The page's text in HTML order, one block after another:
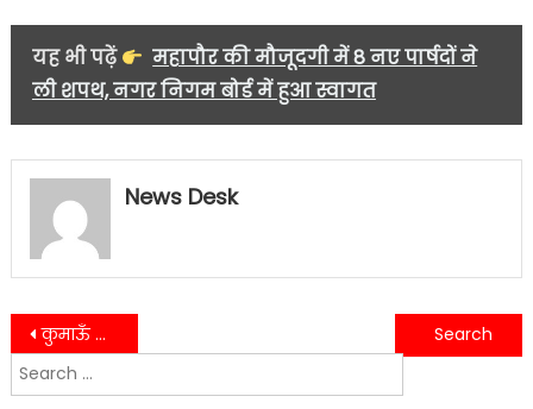
यह भी पढ़ें
महापौर की मौजूदगी में 8 नए पार्षदों ने
ली शपथ, नगर निगम बोर्ड में हुआ स्वागत
News Desk
Post
navigation
कुमाऊँ विश्वविद्यालय द्वारा छात्र संघ चुनाव वर्ष 2022-23 के लिए प्रशासन ने जारी की अधिसूचना…..
पुलिस के हाथ लगी बड़ी कामयाबी, नो वारंटीओं को किया गिरफ्तार…..
Search
for: